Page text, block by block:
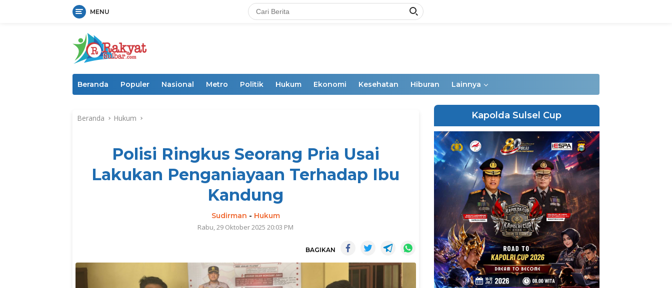
MENU
Beranda Populer Nasional Metro Politik Hukum Ekonomi Kesehatan Hiburan Lainnya
Beranda Hukum
Polisi Ringkus Seorang Pria Usai
Lakukan Penganiayaan Terhadap Ibu
Kandung
Sudirman - Hukum
Rabu, 29 Oktober 2025 20:03 PM
BAGIKAN
Kapolda Sulsel Cup